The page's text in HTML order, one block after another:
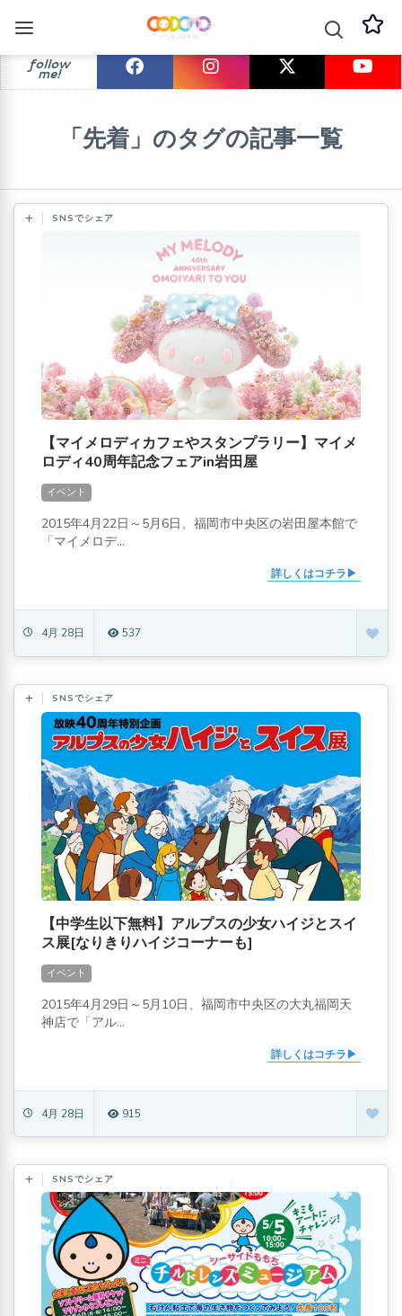
follow
me!
「先着」のタグの記事一覧
SNSでシェア
【マイメロディカフェやスタンプラリー】マイメ
ロディ40周年記念フェアin岩田屋
イベント
2015年4月22日～5月6日、福岡市中央区の岩田屋本館で
「マイメロデ...
詳しくはコチラ
4月 28日 537
SNSでシェア
【中学生以下無料】アルプスの少女ハイジとスイ
ス展[なりきりハイジコーナーも]
イベント
2015年4月29日～5月10日、福岡市中央区の大丸福岡天
神店で「アル...
詳しくはコチラ
4月 28日 915
SNSでシェア